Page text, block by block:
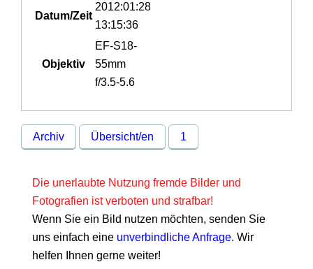
Datum/Zeit
2012:01:28
13:15:36
Objektiv
EF-S18-
55mm
f/3.5-5.6
Archiv Übersicht/en 1
Die unerlaubte Nutzung fremde Bilder und
Fotografien ist verboten und strafbar!
Wenn Sie ein Bild nutzen möchten, senden Sie
uns einfach eine unverbindliche Anfrage. Wir
helfen Ihnen gerne weiter!